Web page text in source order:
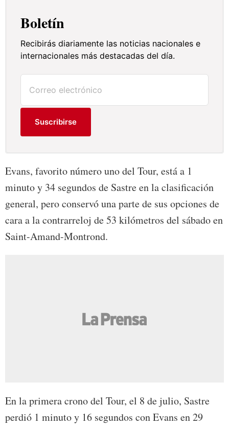
Boletín
Recibirás diariamente las noticias nacionales e
internacionales más destacadas del día.
Suscribirse
Evans, favorito número uno del Tour, está a 1
minuto y 34 segundos de Sastre en la clasificación
general, pero conservó una parte de sus opciones de
cara a la contrarreloj de 53 kilómetros del sábado en
Saint-Amand-Montrond.
En la primera crono del Tour, el 8 de julio, Sastre
perdió 1 minuto y 16 segundos con Evans en 29